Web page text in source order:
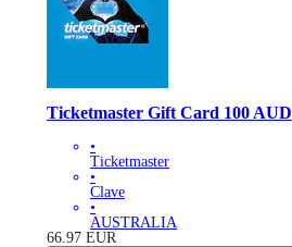
Ticketmaster Gift Card 100 AUD
•
Ticketmaster
•
Clave
•
AUSTRALIA
66.97 EUR